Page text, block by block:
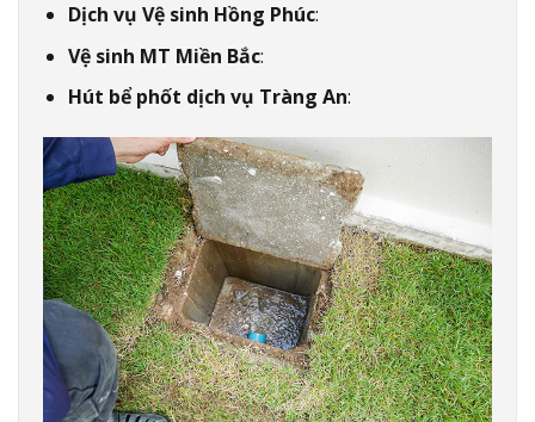
Dịch vụ Vệ sinh Hồng Phúc:
Vệ sinh MT Miền Bắc:
Hút bể phốt dịch vụ Tràng An: